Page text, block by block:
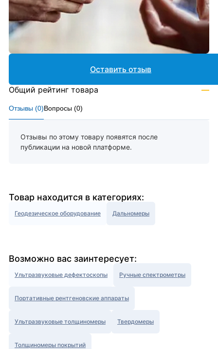
Отзывы (0)Вопросы (0)
Отзывы по этому товару появятся после
публикации на новой платформе.
Оставить отзыв
Общий рейтинг товара —
Товар находится в категориях:
Геодезическое оборудование Дальномеры
Возможно вас заинтересует:
Ультразвуковые дефектоскопы Ручные спектрометры
Портативные рентгеновские аппараты
Ультразвуковые толщиномеры Твердомеры
Толщиномеры покрытий